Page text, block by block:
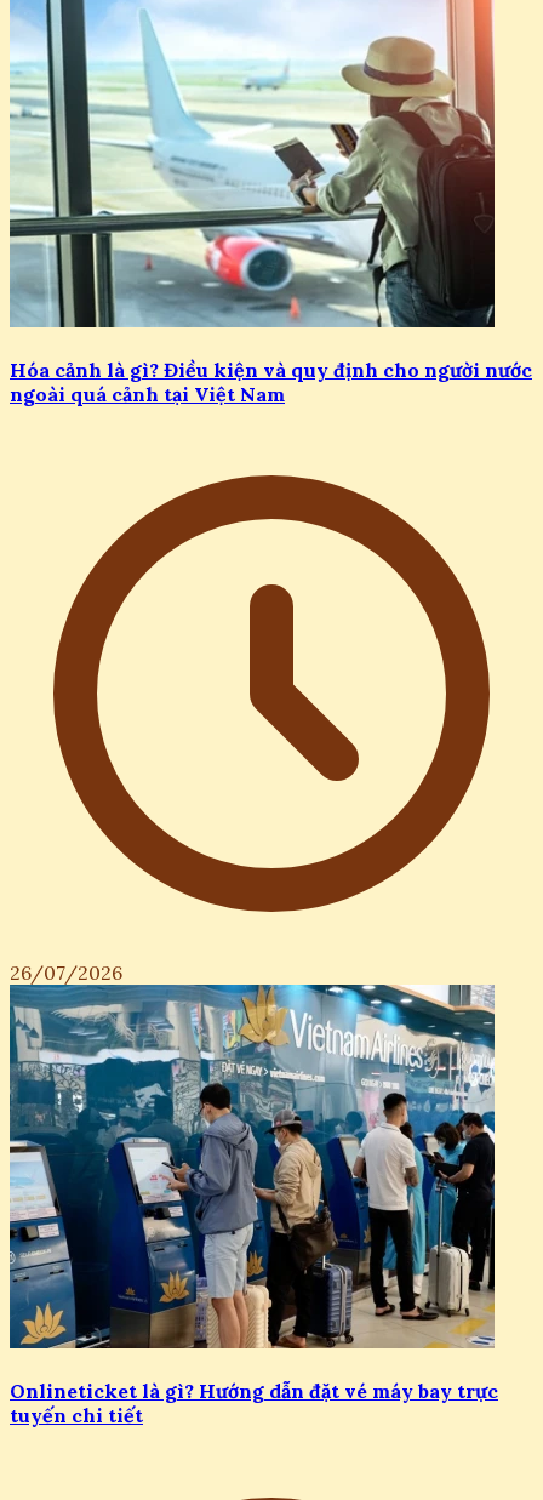
Hóa cảnh là gì? Điều kiện và quy định cho người nước
ngoài quá cảnh tại Việt Nam
26/07/2026
Onlineticket là gì? Hướng dẫn đặt vé máy bay trực
tuyến chi tiết